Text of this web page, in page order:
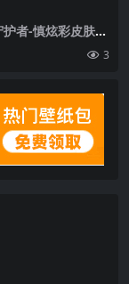
者-慎炫彩皮肤原
3